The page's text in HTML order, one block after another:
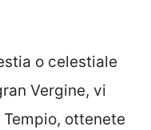
o celestiale
Vergine, vi
ottenete